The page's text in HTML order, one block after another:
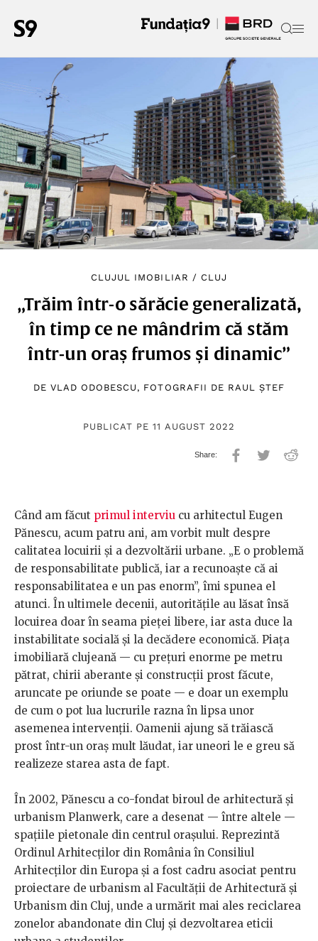
CLUJUL IMOBILIAR / CLUJ
„Trăim într-o sărăcie generalizată,
în timp ce ne mândrim că stăm
într-un oraș frumos și dinamic”
DE VLAD ODOBESCU , FOTOGRAFII DE RAUL ȘTEF
PUBLICAT PE 11 AUGUST 2022
Când am făcut primul interviu cu arhitectul Eugen
Pănescu, acum patru ani, am vorbit mult despre
calitatea locuirii și a dezvoltării urbane. „E o problemă
de responsabilitate publică, iar a recunoaște că ai
responsabilitatea e un pas enorm”, îmi spunea el
atunci. În ultimele decenii, autoritățile au lăsat însă
locuirea doar în seama pieței libere, iar asta duce la
instabilitate socială și la decădere economică. Piața
imobiliară clujeană — cu prețuri enorme pe metru
pătrat, chirii aberante și construcții prost făcute,
aruncate pe oriunde se poate — e doar un exemplu
de cum o pot lua lucrurile razna în lipsa unor
asemenea intervenții. Oamenii ajung să trăiască
prost într-un oraș mult lăudat, iar uneori le e greu să
realizeze starea asta de fapt.
În 2002, Pănescu a co-fondat biroul de arhitectură și
urbanism Planwerk, care a desenat — între altele —
spațiile pietonale din centrul orașului. Reprezintă
Ordinul Arhitecților din România în Consiliul
Arhitecților din Europa și a fost cadru asociat pentru
proiectare de urbanism al Facultății de Arhitectură și
Urbanism din Cluj, unde a urmărit mai ales reciclarea
zonelor abandonate din Cluj și dezvoltarea eticii